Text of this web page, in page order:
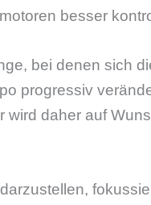
besser
bei denen sich
progressiv
daher auf